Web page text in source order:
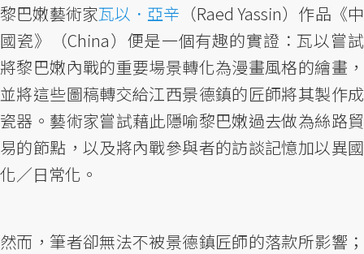
黎巴嫩藝術家瓦以．亞辛 （Raed Yassin）作品《中
國瓷》（China）便是一個有趣的實證：瓦以嘗試
將黎巴嫩內戰的重要場景轉化為漫畫風格的繪畫，
並將這些圖稿轉交給江西景德鎮的匠師將其製作成
瓷器。藝術家嘗試藉此隱喻黎巴嫩過去做為絲路貿
易的節點，以及將內戰參與者的訪談記憶加以異國
化／日常化。
然而，筆者卻無法不被景德鎮匠師的落款所影響；